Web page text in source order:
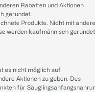
Rabatten und Aktionen
gerundet.
Produkte. Nicht mit
werden kaufmännisch
es nicht möglich auf
Aktionen zu geben. Des
für